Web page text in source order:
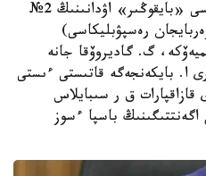
استانا. قازاقپارات - استانا قالاسى «بايقوڭىر» اۋدانىنىڭ 2№
رەسپۋبليكاسى)
گ. گاديروۆقا جانە
بايكەنجەگە قاتىستى ءىستى
قازاقپارات ق ر سىبايلاس
باسپا ءسوز